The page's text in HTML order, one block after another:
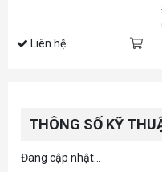
Liên hệ
THÔNG SỐ KỸ
Đang cập nhật...